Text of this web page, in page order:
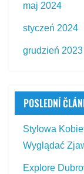
maj 2024
styczeń 2024
grudzień 2023
POSLEDNÍ
Stylowa
Wyglądać
Explore